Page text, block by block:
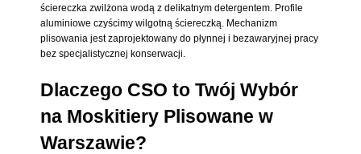
ściereczka zwilżona wodą z delikatnym detergentem. Profile
aluminiowe czyścimy wilgotną ściereczką. Mechanizm
plisowania jest zaprojektowany do płynnej i bezawaryjnej pracy
bez specjalistycznej konserwacji.
Dlaczego CSO to Twój Wybór
na Moskitiery Plisowane w
Warszawie?